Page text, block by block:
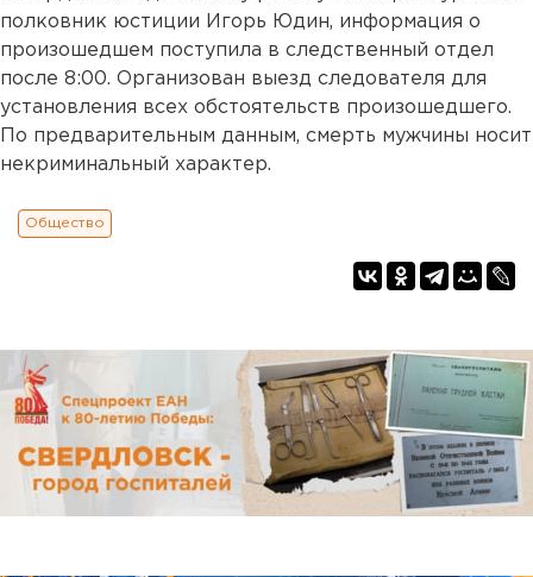
полковник юстиции Игорь Юдин, информация о
произошедшем поступила в следственный отдел
после 8:00. Организован выезд следователя для
установления всех обстоятельств произошедшего.
По предварительным данным, смерть мужчины носит
некриминальный характер.
Общество